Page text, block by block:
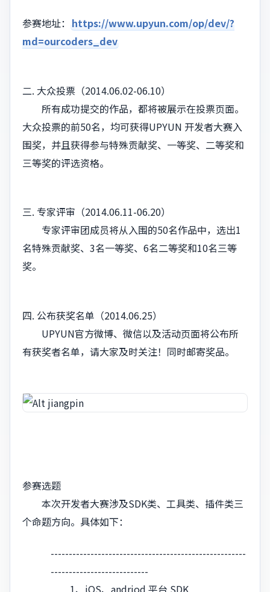
参赛地址： https://www.upyun.com/op/dev/?
md=ourcoders_dev
二. 大众投票（2014.06.02-06.10）
所有成功提交的作品，都将被展示在投票页面。
大众投票的前50名，均可获得UPYUN 开发者大赛入
围奖，并且获得参与特殊贡献奖、一等奖、二等奖和
三等奖的评选资格。
三. 专家评审（2014.06.11-06.20）
专家评审团成员将从入围的50名作品中，选出1
名特殊贡献奖、3名一等奖、6名二等奖和10名三等
奖。
四. 公布获奖名单（2014.06.25）
UPYUN官方微博、微信以及活动页面将公布所
有获奖者名单，请大家及时关注！同时邮寄奖品。
参赛选题
本次开发者大赛涉及SDK类、工具类、插件类三
个命题方向。具体如下：
------------------------------------------------------
---------------------------
1、iOS、andriod 平台 SDK